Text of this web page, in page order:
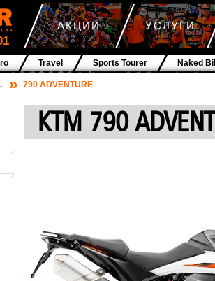
АКЦИИ УСЛУГИ
Travel Sports Tourer Naked
790 ADVENTURE
KTM 790